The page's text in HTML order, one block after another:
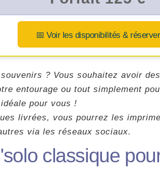
📅 Voir les disponibilités & réserver
? Vous souhaitez avoir
entourage ou tout simplement
pour vous !
livrées, vous pourrez les
via les réseaux sociaux.
classique